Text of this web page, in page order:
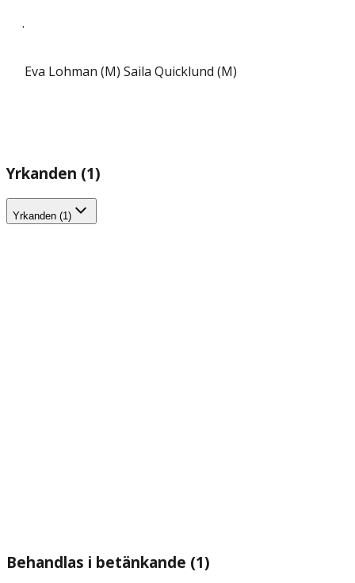
.
Eva Lohman (M) Saila Quicklund (M)
Yrkanden (1)
Yrkanden (1)
Behandlas i betänkande (1)